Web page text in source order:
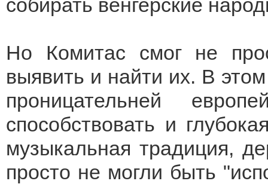
собирать венгерские
Но Комитас смог не
выявить и найти их. В
проницательней
способствовать и
музыкальная традиция,
просто не могли быть